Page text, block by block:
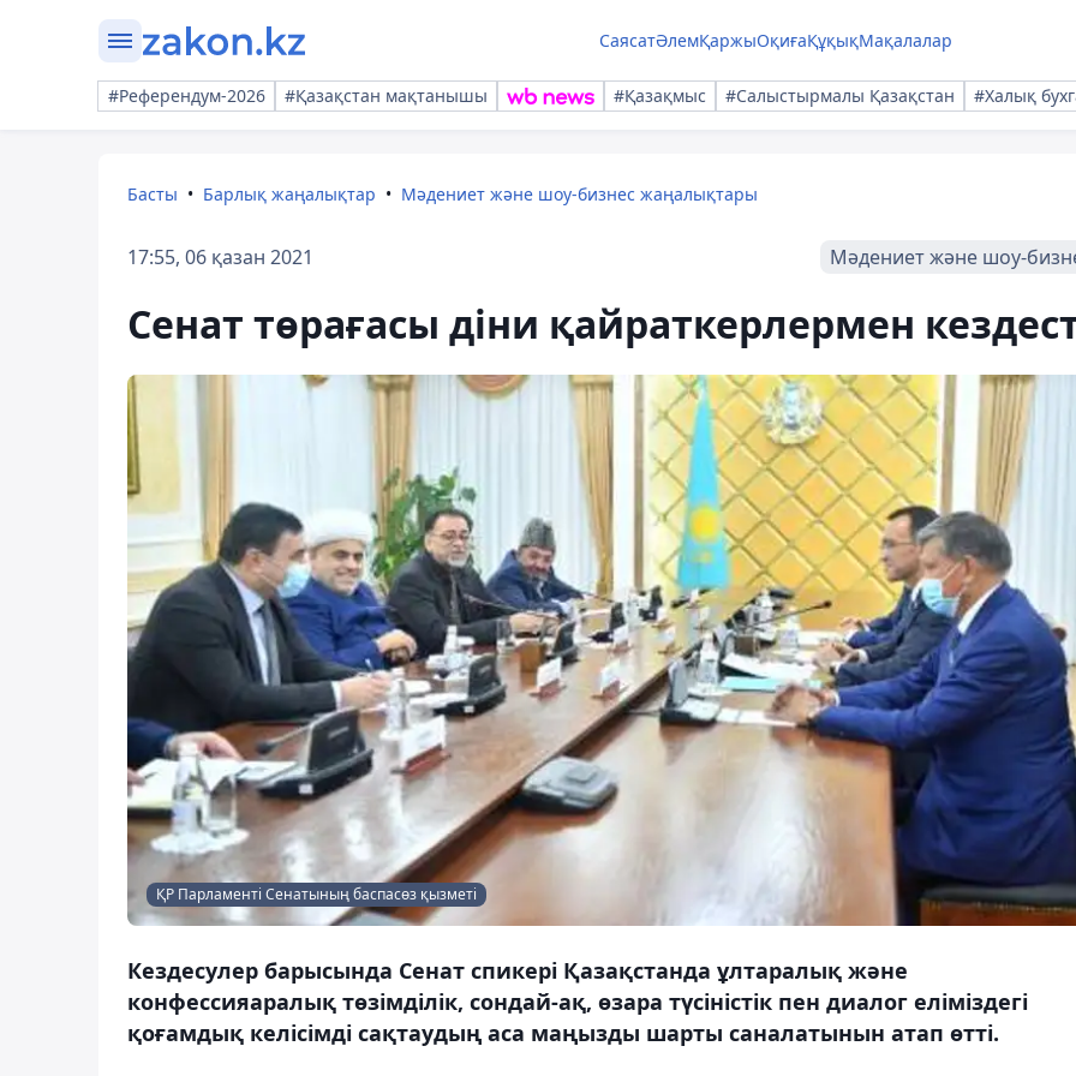
СаясатӘлемҚаржыОқиғаҚұқықМақалалар
#Референдум-2026 #Қазақстан мақтанышы #Қазақмыс #Салыстырмалы Қазақстан #Халық
Басты Барлық жаңалықтар Мәдениет және шоу-бизнес жаңалықтары
17:55, 06 қазан 2021 Мәдениет және шоу-
Сенат төрағасы діни қайраткерлермен
ҚР Парламенті Сенатының баспасөз қызметі
Кездесулер барысында Сенат спикері Қазақстанда ұлтаралық және
конфессияаралық төзімділік, сондай-ақ, өзара түсіністік пен диалог еліміздегі
қоғамдық келісімді сақтаудың аса маңызды шарты саналатынын атап өтті.